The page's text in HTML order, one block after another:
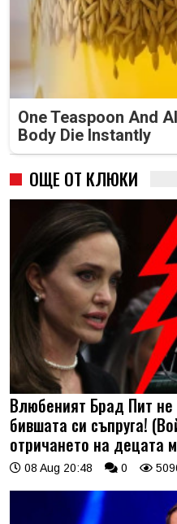
One Teaspoon And
Body Die Instantly
ОЩЕ ОТ КЛЮКИ
Влюбеният Брад Пит не
бившата си съпруга!
отричането на децата
08 Aug 20:48 0